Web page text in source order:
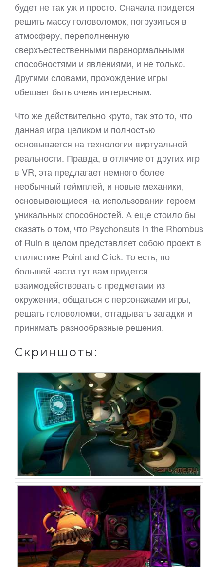
будет не так уж и просто. Сначала придется
решить массу головоломок, погрузиться в
атмосферу, переполненную
сверхъестественными паранормальными
способностями и явлениями, и не только.
Другими словами, прохождение игры
обещает быть очень интересным.
Что же действительно круто, так это то, что
данная игра целиком и полностью
основывается на технологии виртуальной
реальности. Правда, в отличие от других игр
в VR, эта предлагает немного более
необычный геймплей, и новые механики,
основывающиеся на использовании героем
уникальных способностей. А еще стоило бы
сказать о том, что Psychonauts in the Rhombus
of Ruin в целом представляет собою проект в
стилистике Point and Click. То есть, по
большей части тут вам придется
взаимодействовать с предметами из
окружения, общаться с персонажами игры,
решать головоломки, отгадывать загадки и
принимать разнообразные решения.
Скриншоты: